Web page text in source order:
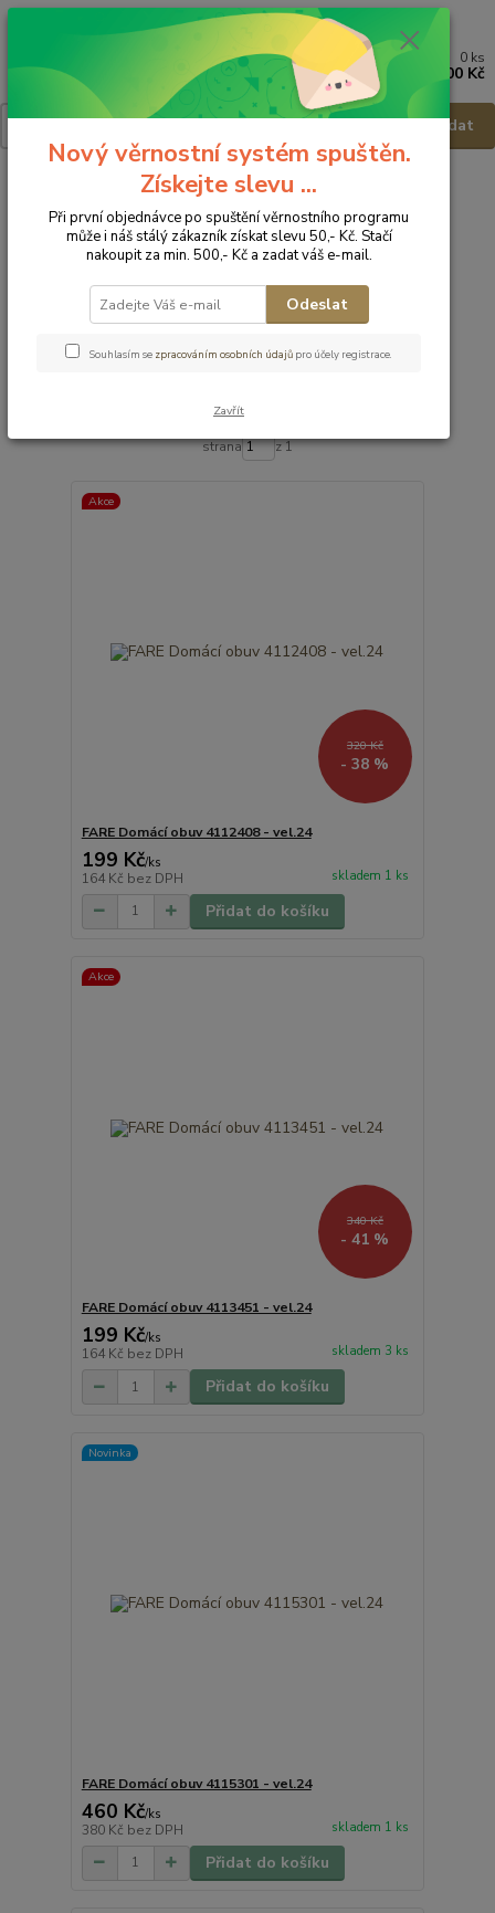
Hledat
0 ks
0,00 Kč
Obuv domácí Obuv domácí - vel.24
Obuv domácí - vel.24
Upřesnit parametry
Nejnovější Nejlevnější Nejdražší
Zobrazuji 1-20 z 20
strana z 1
Akce
320 Kč
- 38 %
FARE Domácí obuv 4112408 - vel.24
199 Kč/ks
164 Kč bez DPH skladem 1 ks
Přidat do košíku
Akce
340 Kč
- 41 %
FARE Domácí obuv 4113451 - vel.24
199 Kč/ks
164 Kč bez DPH skladem 3 ks
Přidat do košíku
Novinka
FARE Domácí obuv 4115301 - vel.24
460 Kč/ks
380 Kč bez DPH skladem 1 ks
Přidat do košíku
Nový věrnostní systém spuštěn.
Získejte slevu ...
Při první objednávce po spuštění věrnostního programu
může i náš stálý zákazník získat slevu 50,- Kč. Stačí
nakoupit za min. 500,- Kč a zadat váš e-mail.
Odeslat
Souhlasím se zpracováním osobních údajů pro účely registrace.
Zavřít